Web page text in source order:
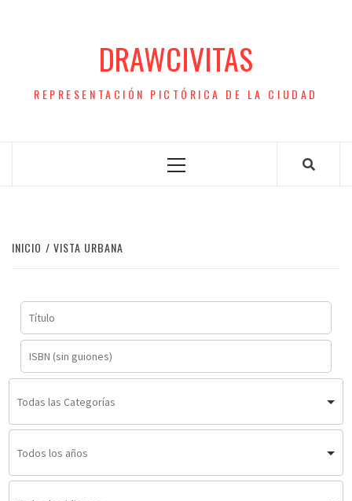
DRAWCIVITAS
REPRESENTACIÓN PICTÓRICA DE LA CIUDAD
Menú
INICIO VISTA URBANA